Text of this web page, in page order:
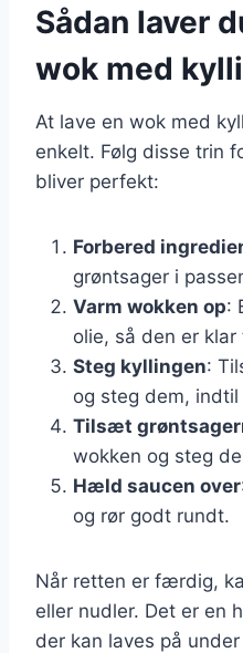
Sådan laver
wok med
At lave en wok med
enkelt. Følg disse trin
bliver perfekt:
Forbered
grøntsager i
Varm wokken op:
olie, så den er
Steg kyllingen:
og steg dem,
Tilsæt
wokken og steg
Hæld saucen over
og rør godt rundt.
Når retten er færdig,
eller nudler. Det er en
der kan laves på